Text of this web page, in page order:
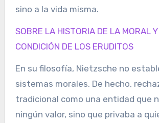
sino a la vida misma.
SOBRE LA HISTORIA DE LA MORAL
CONDICIÓN DE LOS ERUDITOS
En su filosofía, Nietzsche no
sistemas morales. De hecho,
tradicional como una entidad que
ningún valor, sino que privaba a